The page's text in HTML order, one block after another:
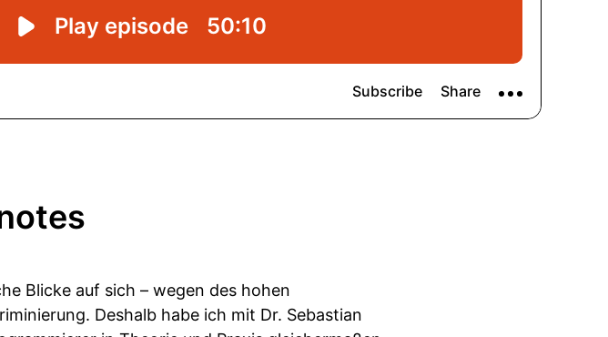
Blicke auf sich – wegen des hohen
Deshalb habe ich mit Dr. Sebastian